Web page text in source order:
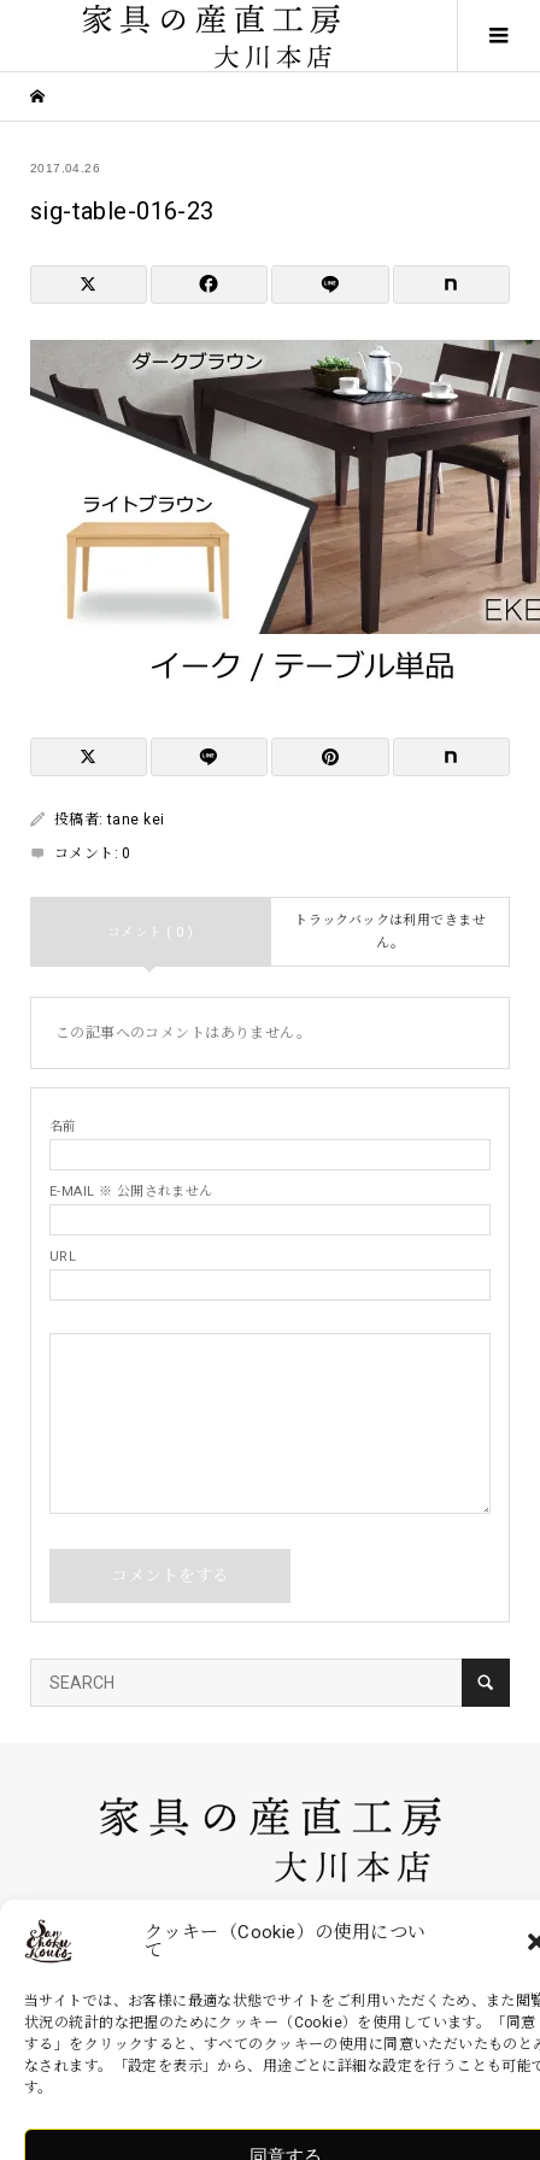
クッキー（Cookie）の使用につい
て
当サイトでは、お客様に最適な状態でサイトをご利用いただくため、また閲
状況の統計的な把握のためにクッキー（Cookie）を使用しています。「同意
する」をクリックすると、すべてのクッキーの使用に同意いただいたものと
なされます。「設定を表示」から、用途ごとに詳細な設定を行うことも可能
す。
同意する
2017.04.26
sig-table-016-23
投稿者:tane kei
コメント:0
コメント ( 0 )
トラックバックは利用できませ
ん。
この記事へのコメントはありません。
名前
E-MAIL ※ 公開されません
URL
家具の産直工房 大川本店は、株式会社産商が運営する公式のネットシ
ョッピングサイトです。家具・インテリアなどの商品を現地より無駄を
Copyright ©家具の産直工房 大川本店. All Rights Reserved.